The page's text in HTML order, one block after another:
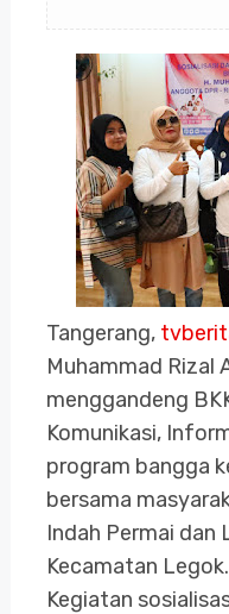
Tangerang,
Muhammad Rizal
menggandeng
Komunikasi,
program bangga
bersama
Indah Permai dan
Kecamatan Legok.
Kegiatan